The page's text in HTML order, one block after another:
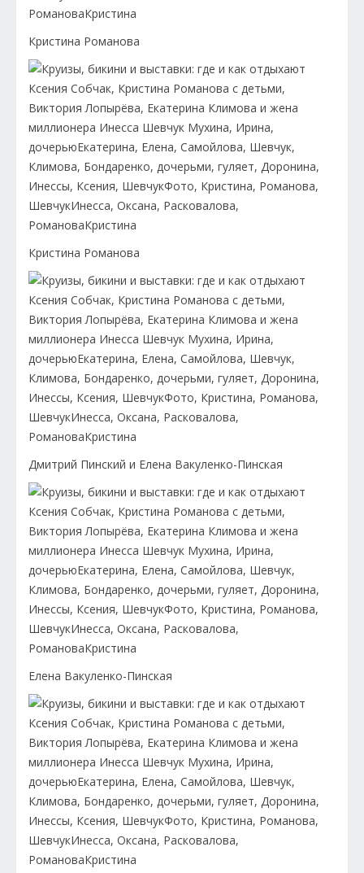
Кристина Романова
Кристина Романова
Дмитрий Пинский и Елена Вакуленко-Пинская
Елена Вакуленко-Пинская